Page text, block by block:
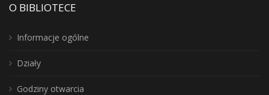
O BIBLIOTECE
Informacje ogólne
Działy
Godziny otwarcia